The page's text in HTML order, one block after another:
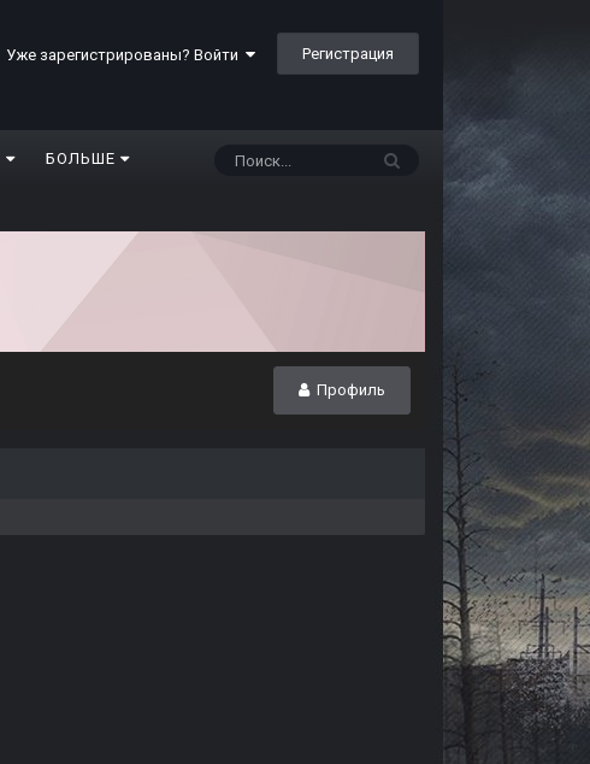
Уже зарегистрированы? Войти Регистрация
БОЛЬШЕ
Профиль